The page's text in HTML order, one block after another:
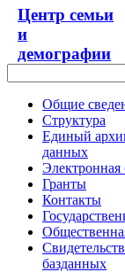
Центр семьи
и
демографии
Общие
Структура
Единый
данных
Электронная
Гранты
Контакты
базданных